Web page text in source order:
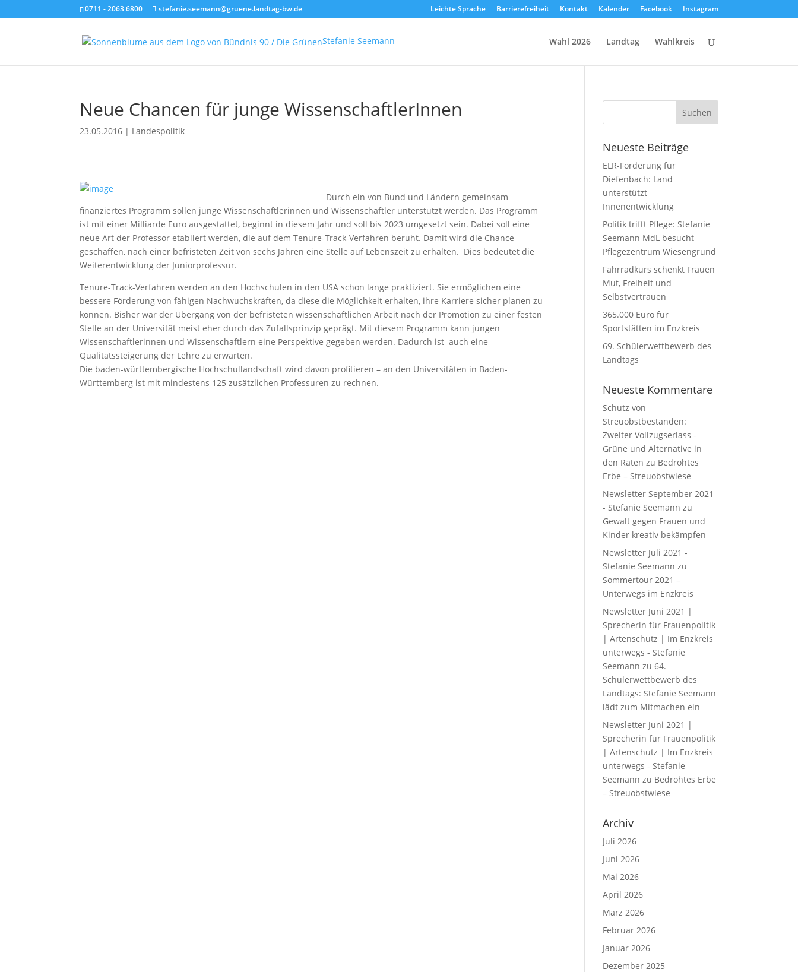
0711 - 2063 6800 stefanie.seemann@gruene.landtag-bw.de Leichte Sprache Barrierefreiheit Kontakt Kalender Facebook Instagram
Stefanie Seemann Wahl 2026 Landtag Wahlkreis
Neue Chancen für junge WissenschaftlerInnen
23.05.2016 | Landespolitik
Durch ein von Bund und Ländern gemeinsam
finanziertes Programm sollen junge Wissenschaftlerinnen und Wissenschaftler unterstützt werden. Das Programm
ist mit einer Milliarde Euro ausgestattet, beginnt in diesem Jahr und soll bis 2023 umgesetzt sein. Dabei soll eine
neue Art der Professor etabliert werden, die auf dem Tenure-Track-Verfahren beruht. Damit wird die Chance
geschaffen, nach einer befristeten Zeit von sechs Jahren eine Stelle auf Lebenszeit zu erhalten. Dies bedeutet die
Weiterentwicklung der Juniorprofessur.
Tenure-Track-Verfahren werden an den Hochschulen in den USA schon lange praktiziert. Sie ermöglichen eine
bessere Förderung von fähigen Nachwuchskräften, da diese die Möglichkeit erhalten, ihre Karriere sicher planen zu
können. Bisher war der Übergang von der befristeten wissenschaftlichen Arbeit nach der Promotion zu einer festen
Stelle an der Universität meist eher durch das Zufallsprinzip geprägt. Mit diesem Programm kann jungen
Wissenschaftlerinnen und Wissenschaftlern eine Perspektive gegeben werden. Dadurch ist auch eine
Qualitätssteigerung der Lehre zu erwarten.
Die baden-württembergische Hochschullandschaft wird davon profitieren – an den Universitäten in Baden-
Württemberg ist mit mindestens 125 zusätzlichen Professuren zu rechnen.
Neueste Beiträge
ELR-Förderung für
Diefenbach: Land
unterstützt
Innenentwicklung
Politik trifft Pflege: Stefanie
Seemann MdL besucht
Pflegezentrum Wiesengrund
Fahrradkurs schenkt Frauen
Mut, Freiheit und
Selbstvertrauen
365.000 Euro für
Sportstätten im Enzkreis
69. Schülerwettbewerb des
Landtags
Neueste Kommentare
Schutz von
Streuobstbeständen:
Zweiter Vollzugserlass -
Grüne und Alternative in
den Räten zu Bedrohtes
Erbe – Streuobstwiese
Newsletter September 2021
- Stefanie Seemann zu
Gewalt gegen Frauen und
Kinder kreativ bekämpfen
Newsletter Juli 2021 -
Stefanie Seemann zu
Sommertour 2021 –
Unterwegs im Enzkreis
Newsletter Juni 2021 |
Sprecherin für Frauenpolitik
| Artenschutz | Im Enzkreis
unterwegs - Stefanie
Seemann zu64.
Schülerwettbewerb des
Landtags: Stefanie Seemann
lädt zum Mitmachen ein
Newsletter Juni 2021 |
Sprecherin für Frauenpolitik
| Artenschutz | Im Enzkreis
unterwegs - Stefanie
Seemann zu Bedrohtes Erbe
– Streuobstwiese
Archiv
Juli 2026
Juni 2026
Mai 2026
April 2026
März 2026
Februar 2026
Januar 2026
Dezember 2025